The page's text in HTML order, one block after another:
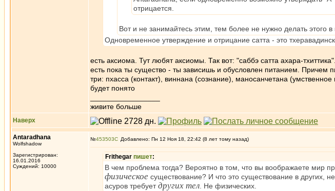
отрицается.
Вот и не занимайтесь этим, тем более не нужно делать этого
Одновременное утверждение и отрицание сатта - это
есть аксиома. Тут любят аксиомы. Так вот: "саббэ сатта ахара-
есть пока ты существо - ты зависишь и обусловлен питанием. Причем
три: пхасса (контакт), виннана (сознание), маносанчетана
будет понято
живите больше
Наверх
Antaradhana
Wolfshadow
Зарегистрирован:
16.01.2016
Суждений: 10000
№453503 Добавлено: Пн 12 Ноя 18, 22:42 (8 лет тому назад)
Frithegar пишет:
В чем проблема тогда? Вероятно в том, что вы воображаете мир
физическое существование? И что это существование в других,
асуров требуетдругих тел . Не физических.